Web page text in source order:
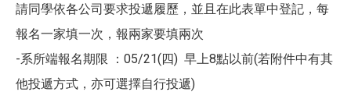
請同學依各公司要求投遞履歷，並且在此表單中登記，每
報名一家填一次，報兩家要填兩次
-系所端報名期限 ：05/21(四) 早上8點以前(若附件中有其
他投遞方式，亦可選擇自行投遞)